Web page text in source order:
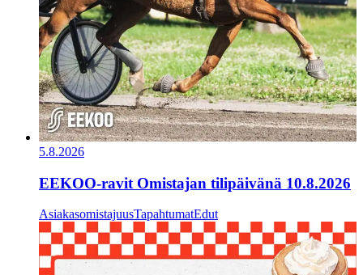
5.8.2026
EEKOO-ravit Omistajan tilipäivänä 10.8.2026
AsiakasomistajuusTapahtumatEdut